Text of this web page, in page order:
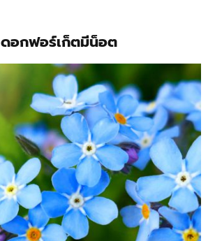
ดอกฟอร์เก็ตมีน็อต